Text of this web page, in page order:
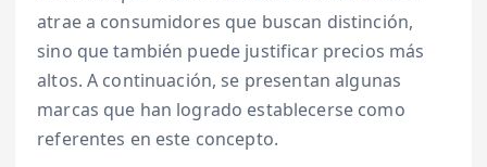
atrae a consumidores que buscan distinción,
sino que también puede justificar precios más
altos. A continuación, se presentan algunas
marcas que han logrado establecerse como
referentes en este concepto.